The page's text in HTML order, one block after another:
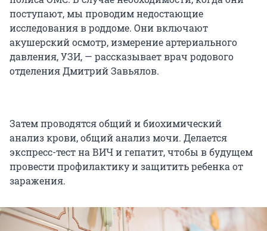
поступают, мы проводим недостающие
исследования в роддоме. Они включают
акушерский осмотр, измерение артериального
давления, УЗИ, — рассказывает врач родового
отделения Дмитрий Завьялов.
Затем проводятся общий и биохимический
анализ крови, общий анализ мочи. Делается
экспресс-тест на ВИЧ и гепатит, чтобы в будущем
провести профилактику и защитить ребенка от
заражения.